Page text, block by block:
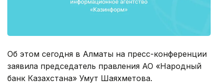
Об этом сегодня в Алматы на пресс-конференции
заявила председатель правления АО «Народный
банк Казахстана» Умут Шаяхметова.